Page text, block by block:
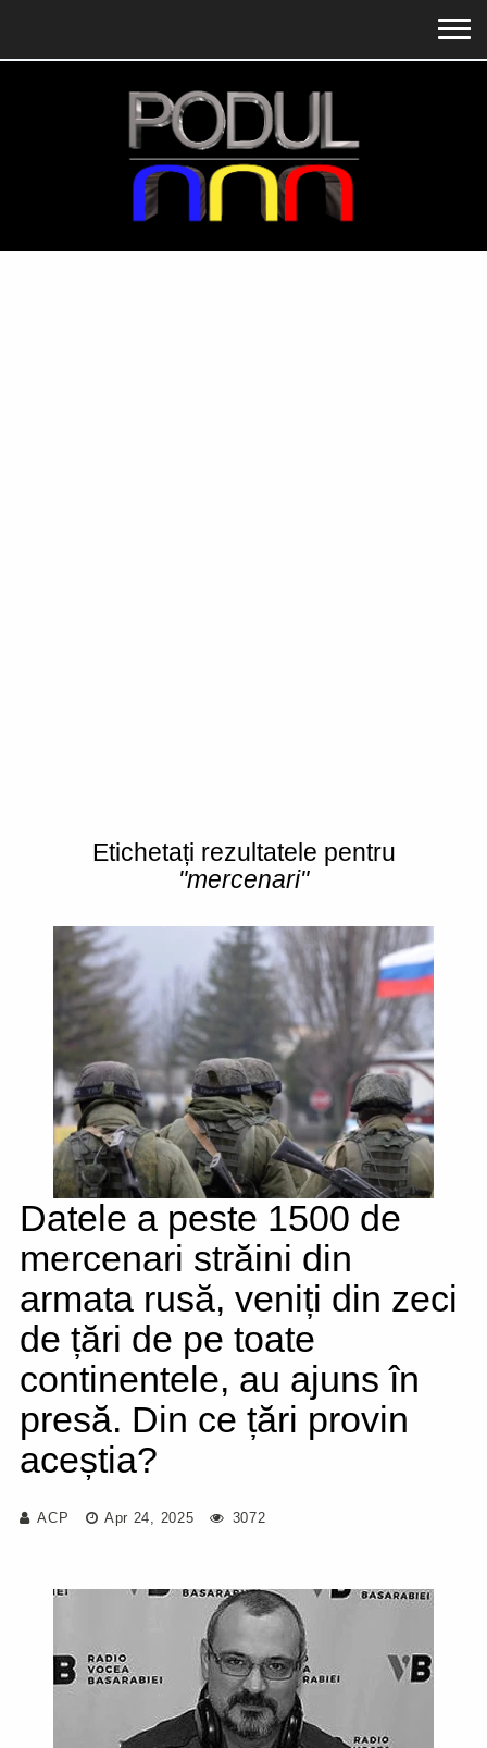
Etichetați rezultatele pentru
"mercenari"
Datele a peste 1500 de
mercenari străini din
armata rusă, veniți din zeci
de țări de pe toate
continentele, au ajuns în
presă. Din ce țări provin
aceștia?
ACP Apr 24, 2025 3072